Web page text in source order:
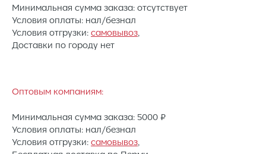
Минимальная сумма заказа: отсутствует
Условия оплаты: нал/безнал
Условия отгрузки: самовывоз,
Доставки по городу нет
Оптовым компаниям:
Минимальная сумма заказа: 5000 ₽
Условия оплаты: нал/безнал
Условия отгрузки: самовывоз,